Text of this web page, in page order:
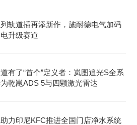
轨道插再添新作，施耐德电气加码
升级赛道
有了“首个”定义者：岚图追光S全系
乾崑ADS 5与四颗激光雷达
力印尼KFC推进全国门店净水系统